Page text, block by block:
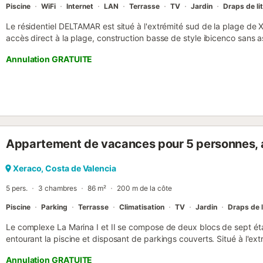
Piscine WiFi Internet LAN Terrasse TV Jardin Draps de lit
Le résidentiel DELTAMAR est situé à l'extrémité sud de la plage de
accès direct à la plage, construction basse de style ibicenco sans
récemment rénové disponible au 2ème étage avec terrasse
les zones communes. Il dispose d'une cuisine avec bar américain,
manger, deux salles de bains et deux chambres. Capacité 4/5
(7€/nuit) Nos appartements sont livrés propres et incluent la literie
standard : cocotte-minute, mixeur, grille-pain ni sèche-cheveux. Si
DE L'ULLASTRE N°7 PLAYA DE XERACO, à partir de 13h00. Il est
Annulation GRATUITE
Appartement de vacances pour 5 personnes,
Xeraco, Costa de Valencia
5 pers. 3 chambres 86 m² 200 m de la côte
Piscine Parking Terrasse Climatisation TV Jardin Draps de
Le complexe La Marina I et II se compose de deux blocs de sept
entourant la piscine et disposant de parkings couverts. Situé à
Annulation GRATUITE